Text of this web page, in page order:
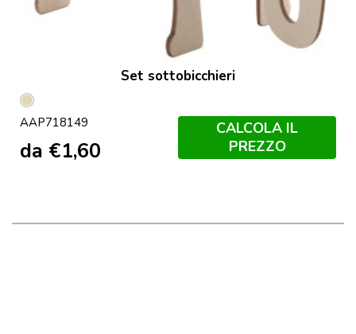
Set sottobicchieri
Naturale
AAP718149
da €1,60
CALCOLA IL
PREZZO